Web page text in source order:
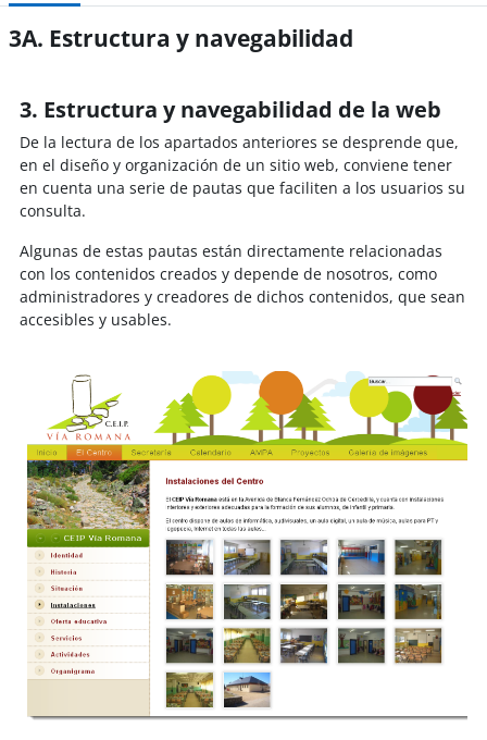
3A. Estructura y navegabilidad
3. Estructura y navegabilidad de la web
De la lectura de los apartados anteriores se desprende que,
en el diseño y organización de un sitio web, conviene tener
en cuenta una serie de pautas que faciliten a los usuarios su
consulta.
Algunas de estas pautas están directamente relacionadas
con los contenidos creados y depende de nosotros, como
administradores y creadores de dichos contenidos, que sean
accesibles y usables.